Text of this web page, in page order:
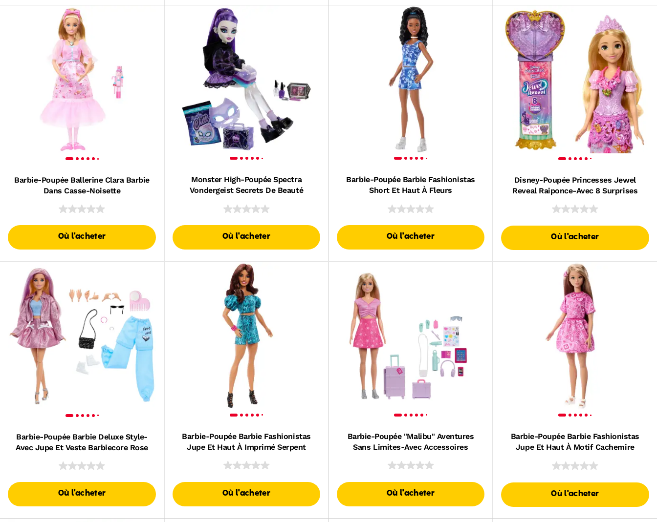
Barbie-Poupée Ballerine Clara Barbie
Dans Casse-Noisette
Où l'acheter
Monster High-Poupée Spectra
Vondergeist Secrets De Beauté
Où l'acheter
Barbie-Poupée Barbie Fashionistas
Short Et Haut À Fleurs
Où l'acheter
Disney-Poupée Princesses Jewel
Reveal Raiponce-Avec 8 Surprises
Où l'acheter
Barbie-Poupée Barbie Deluxe Style-
Avec Jupe Et Veste Barbiecore Rose
Où l'acheter
Barbie-Poupée Barbie Fashionistas
Jupe Et Haut À Imprimé Serpent
Où l'acheter
Barbie-Poupée "Malibu" Aventures
Sans Limites-Avec Accessoires
Où l'acheter
Barbie-Poupée Barbie Fashionistas
Jupe Et Haut À Motif Cachemire
Où l'acheter